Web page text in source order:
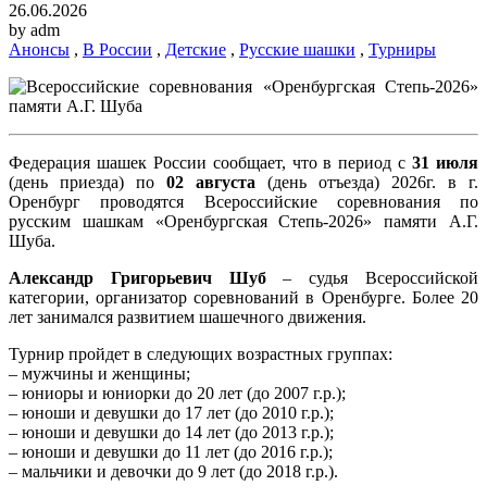
26.06.2026
by adm
Анонсы , В России , Детские , Русские шашки , Турниры
Федерация шашек России сообщает, что в период с31 июля
(день приезда) по 02 августа (день отъезда) 2026г. в г.
Оренбург проводятся Всероссийские соревнования по
русским шашкам «Оренбургская Степь-2026» памяти А.Г.
Шуба.
Александр Григорьевич Шуб– судья Всероссийской
категории, организатор соревнований в Оренбурге. Более 20
лет занимался развитием шашечного движения.
Турнир пройдет в следующих возрастных группах:
– мужчины и женщины;
– юниоры и юниорки до 20 лет (до 2007 г.р.);
– юноши и девушки до 17 лет (до 2010 г.р.);
– юноши и девушки до 14 лет (до 2013 г.р.);
– юноши и девушки до 11 лет (до 2016 г.р.);
– мальчики и девочки до 9 лет (до 2018 г.р.).